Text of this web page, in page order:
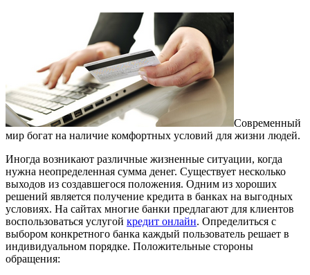
Современный
мир богат на наличие комфортных условий для жизни людей.
Иногда возникают различные жизненные ситуации, когда
нужна неопределенная сумма денег. Существует несколько
выходов из создавшегося положения. Одним из хороших
решений является получение кредита в банках на выгодных
условиях. На сайтах многие банки предлагают для клиентов
воспользоваться услугой кредит онлайн. Определиться с
выбором конкретного банка каждый пользователь решает в
индивидуальном порядке. Положительные стороны
обращения: